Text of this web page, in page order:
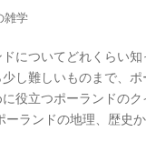
雑学
についてどれくらい
し難しいものまで、
役立つポーランドの
ーランドの地理、歴史